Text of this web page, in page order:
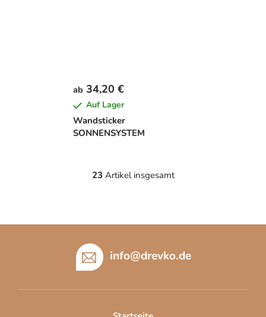
Wandsticker
SONNENSYSTEM
ab 34,20 €
Auf Lager
S
e
e
e
23 Artikel insgesamt
info@drevko.de